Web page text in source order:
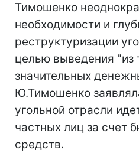
Тимошенко
необходимости и
реструктуризации
целью выведения "из
значительных
Ю.Тимошенко
угольной отрасли
частных лиц за счет
средств.